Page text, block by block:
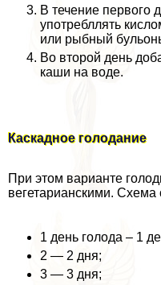
В течение
употрeбллять
или рыбный
Во второй день
каши на воде.
Каскадное голодание
При этом варианте
вегетарианскими.
1 день голода – 1
2 — 2 дня;
3 — 3 дня;